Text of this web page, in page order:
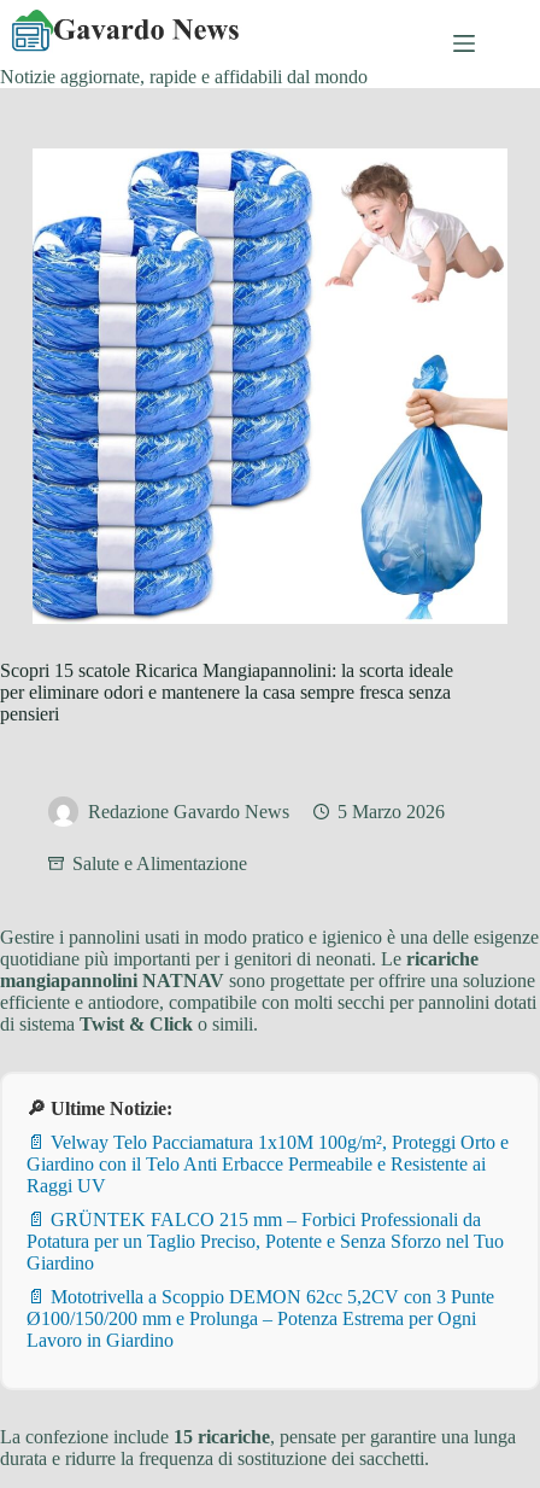
Salta
contenuto
Notizie aggiornate, rapide e affidabili dal mondo
Scopri 15 scatole Ricarica Mangiapannolini: la scorta ideale
per eliminare odori e mantenere la casa sempre fresca senza
pensieri
Redazione Gavardo News 5 Marzo 2026
Salute e Alimentazione
Gestire i pannolini usati in modo pratico e igienico è una delle esigenze
quotidiane più importanti per i genitori di neonati. Le ricariche
mangiapannolini NATNAV sono progettate per offrire una soluzione
efficiente e antiodore, compatibile con molti secchi per pannolini dotati
di sistema Twist & Click o simili.
🔎 Ultime Notizie:
📄 Velway Telo Pacciamatura 1x10M 100g/m², Proteggi Orto e
Giardino con il Telo Anti Erbacce Permeabile e Resistente ai
Raggi UV
📄 GRÜNTEK FALCO 215 mm – Forbici Professionali da
Potatura per un Taglio Preciso, Potente e Senza Sforzo nel Tuo
Giardino
📄 Mototrivella a Scoppio DEMON 62cc 5,2CV con 3 Punte
Ø100/150/200 mm e Prolunga – Potenza Estrema per Ogni
Lavoro in Giardino
La confezione include 15 ricariche, pensate per garantire una lunga
durata e ridurre la frequenza di sostituzione dei sacchetti.